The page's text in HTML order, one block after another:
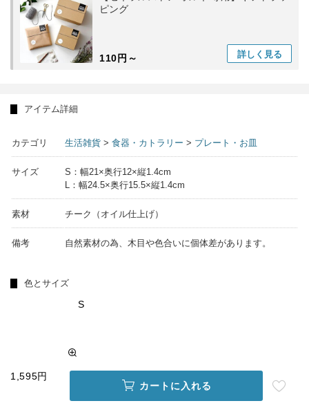
ピング
110円～ 詳しく 見る
アイテム詳細
カテゴリ 生活雑貨 > 食器・カトラリー > プレート・お皿
サイズ
S：幅21×奥行12×縦1.4cm
L：幅24.5×奥行15.5×縦1.4cm
素材 チーク（オイル仕上げ）
備考 自然素材の為、木目や色合いに個体差があります。
色とサイズ
S
1,595円
カートに入れる